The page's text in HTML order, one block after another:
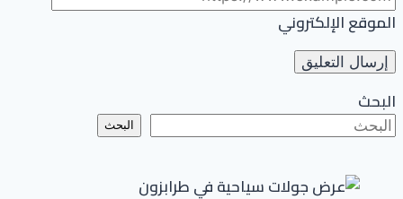
الموقع الإلكتروني
البحث
البحث